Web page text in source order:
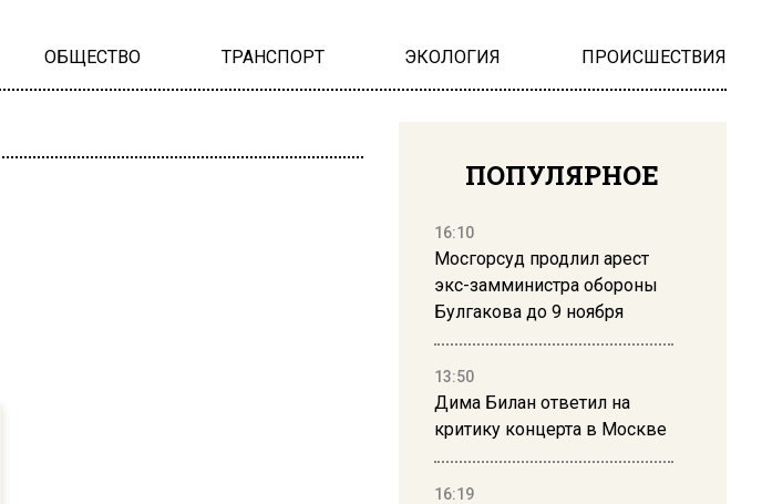
ОБЩЕСТВО ТРАНСПОРТ ЭКОЛОГИЯ ПРОИСШЕСТВИЯ
ПОПУЛЯРНОЕ
16:10
Мосгорсуд продлил арест
экс-замминистра обороны
Булгакова до 9 ноября
13:50
Дима Билан ответил на
критику концерта в Москве
16:19